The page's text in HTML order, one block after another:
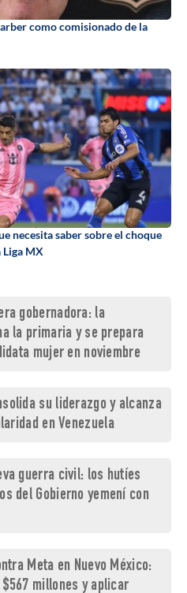
como comisionado de la
necesita saber sobre el choque
MX
gobernadora: la
la primaria y se prepara
mujer en noviembre
su liderazgo y alcanza
en Venezuela
guerra civil: los hutíes
del Gobierno yemení con
Meta en Nuevo México:
millones y aplicar